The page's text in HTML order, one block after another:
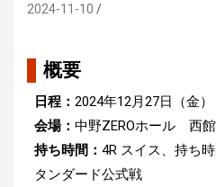
2024-11-10
概要
日程： 2024年12月27日（金）
会場： 中野ZEROホール 西
持ち時間： 4R スイス、持ち
タンダード公式戦